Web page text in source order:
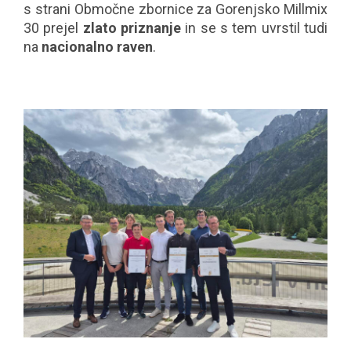
s strani Območne zbornice za Gorenjsko Millmix
30 prejel zlato priznanje in se s tem uvrstil tudi
na nacionalno raven.